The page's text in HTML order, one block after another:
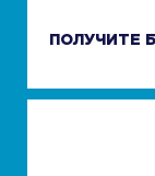
ПОЛУЧИТЕ